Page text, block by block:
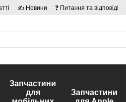
✍ Новини ❓ Питання та відповіді
Запчастини
для
Запчастини